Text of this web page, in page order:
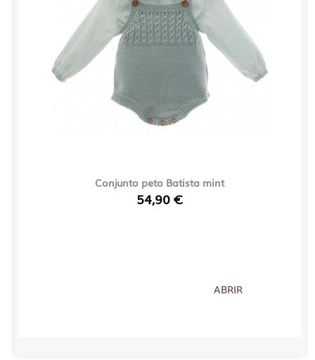
Conjunto peto Batista mint
54,90 €
ABRIR